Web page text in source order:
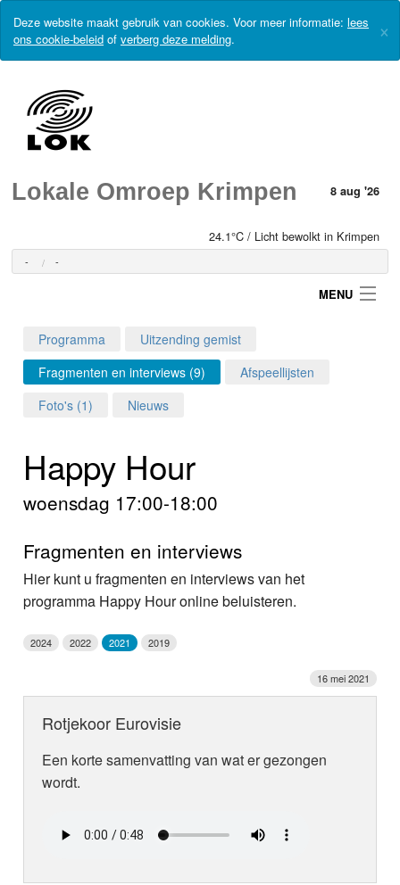
Deze website maakt gebruik van cookies. Voor meer informatie: lees
ons cookie-beleid of verberg deze melding. ×
Lokale Omroep Krimpen 8 aug '26
24.1°C / Licht bewolkt in Krimpen
- -
MENU
Login
Home
Nieuws
Video
Programma
Uitzending gemist
Fragmenten en interviews (9)
Afspeellijsten
Foto's (1)
Nieuws
Happy Hour
woensdag 17:00-18:00
Fragmenten en interviews
Hier kunt u fragmenten en interviews van het
programma Happy Hour online beluisteren.
2024 2022 2021 2019
16 mei 2021
Rotjekoor Eurovisie
Een korte samenvatting van wat er gezongen
wordt.